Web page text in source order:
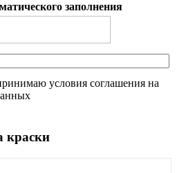
заполнения
условия соглашения на
краски